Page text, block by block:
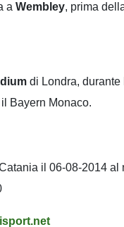
a Wembley, prima
di Londra, durante
il Bayern Monaco.
il 06-08-2014 al